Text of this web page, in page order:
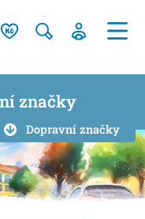
značky
Dopravní značky